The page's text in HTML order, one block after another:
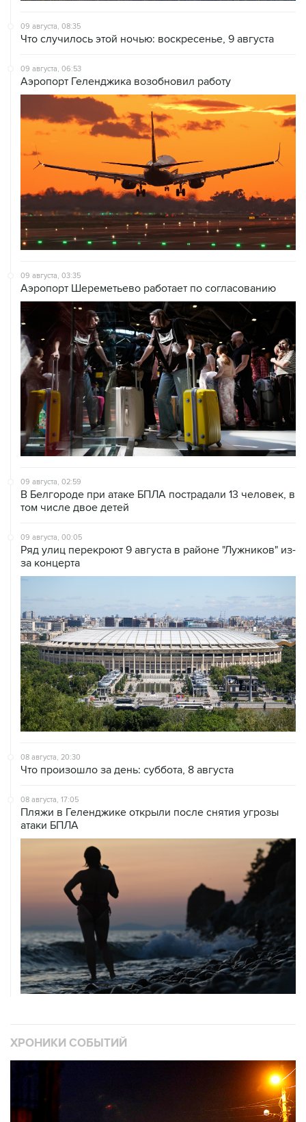
09 августа, 08:35
Что случилось этой ночью: воскресенье, 9 августа
09 августа, 06:53
Аэропорт Геленджика возобновил работу
09 августа, 03:35
Аэропорт Шереметьево работает по согласованию
09 августа, 02:59
В Белгороде при атаке БПЛА пострадали 13 человек, в
том числе двое детей
09 августа, 00:05
Ряд улиц перекроют 9 августа в районе "Лужников" из-
за концерта
08 августа, 20:30
Что произошло за день: суббота, 8 августа
08 августа, 17:05
Пляжи в Геленджике открыли после снятия угрозы
атаки БПЛА
ХРОНИКИ СОБЫТИЙ